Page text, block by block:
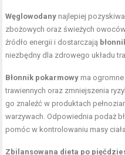
Węglowodany najlepiej
zbożowych oraz świeżych
źródło energii i dostarczają
niezbędny dla zdrowego układu
Błonnik pokarmowy ma
trawiennych oraz zmniejszenia
go znaleźć w produktach
warzywach. Odpowiednia podaż
pomóc w kontrolowaniu masy
Zbilansowana dieta po